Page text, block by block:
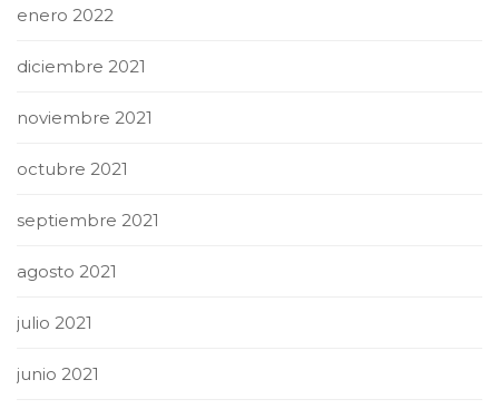
enero 2022
diciembre 2021
noviembre 2021
octubre 2021
septiembre 2021
agosto 2021
julio 2021
junio 2021